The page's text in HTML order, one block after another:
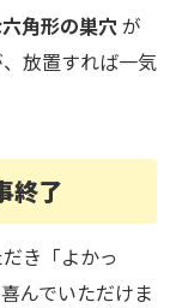
角形の巣穴 が
放置すれば一気
終了
き「よかっ
んでいただけま